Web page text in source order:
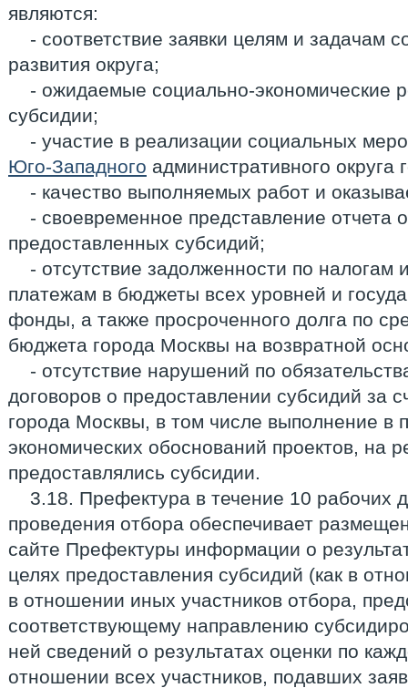
являются:
- соответствие заявки целям и задачам
развития округа;
- ожидаемые социально-экономические
субсидии;
- участие в реализации социальных
Юго-Западного административного округа
- качество выполняемых работ и
- своевременное представление отчета
предоставленных субсидий;
- отсутствие задолженности по
платежам в бюджеты всех уровней и
фонды, а также просроченного долга по
бюджета города Москвы на возвратной
- отсутствие нарушений по
договоров о предоставлении субсидий за
города Москвы, в том числе выполнение в
экономических обоснований проектов, на
предоставлялись субсидии.
3.18. Префектура в течение 10 рабочих
проведения отбора обеспечивает
сайте Префектуры информации о
целях предоставления субсидий (как в
в отношении иных участников отбора,
соответствующему направлению
ней сведений о результатах оценки по
отношении всех участников, подавших